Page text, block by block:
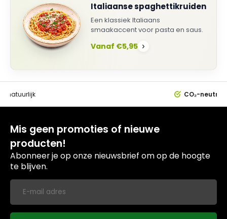
Italiaanse spaghettikruiden
Een klassiek Italiaans
smaakaccent voor pasta en saus.
Vanaf €5,95 ›
natuurlijk CO₂-
Mis geen promoties of nieuwe
producten!
Abonneer je op onze nieuwsbrief om op de hoogte
te blijven.